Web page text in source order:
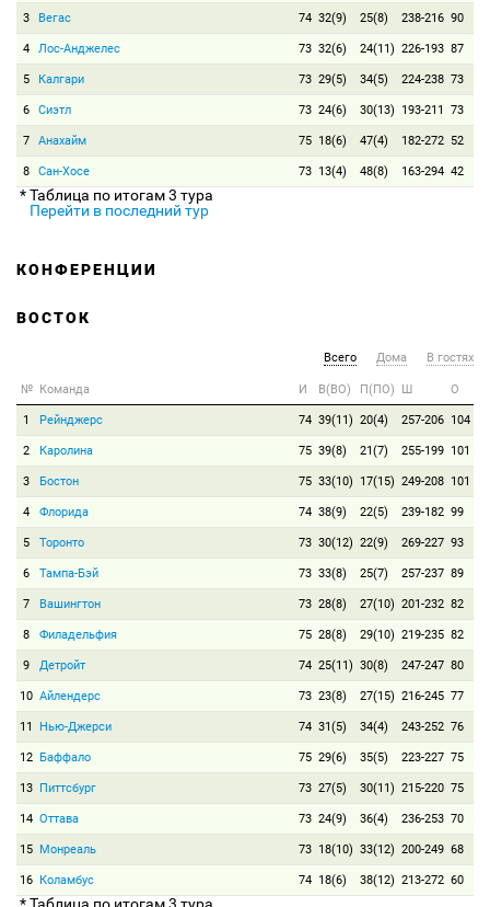
3 Вегас 74 32(9) 25(8) 238-216 90
4 Лос-Анджелес 73 32(6) 24(11) 226-193 87
5 Калгари 73 29(5) 34(5) 224-238 73
6 Сиэтл 73 24(6) 30(13) 193-211 73
7 Анахайм 75 18(6) 47(4) 182-272 52
8 Сан-Хосе 73 13(4) 48(8) 163-294 42
* Таблица по итогам 3 тура
Перейти в последний тур
КОНФЕРЕНЦИИ
ВОСТОК
Всего Дома В гостях
№ Команда И В(ВО) П(ПО) Ш О
1 Рейнджерс 74 39(11) 20(4) 257-206 104
2 Каролина 75 39(8) 21(7) 255-199 101
3 Бостон 75 33(10) 17(15) 249-208 101
4 Флорида 74 38(9) 22(5) 239-182 99
5 Торонто 73 30(12) 22(9) 269-227 93
6 Тампа-Бэй 73 33(8) 25(7) 257-237 89
7 Вашингтон 73 28(8) 27(10) 201-232 82
8 Филадельфия 75 28(8) 29(10) 219-235 82
9 Детройт 74 25(11) 30(8) 247-247 80
10 Айлендерс 73 23(8) 27(15) 216-245 77
11 Нью-Джерси 74 31(5) 34(4) 243-252 76
12 Баффало 75 29(6) 35(5) 223-227 75
13 Питтсбург 73 27(5) 30(11) 215-220 75
14 Оттава 73 24(9) 36(4) 236-253 70
15 Монреаль 73 18(10) 33(12) 200-249 68
16 Коламбус 74 18(6) 38(12) 213-272 60